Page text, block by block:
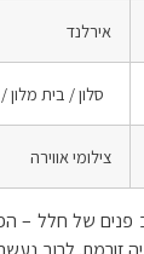
אירלנד
סלון / בית
צילומי אווירה
פנים של חלל –